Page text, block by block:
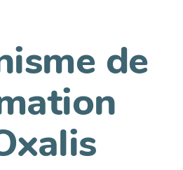
de